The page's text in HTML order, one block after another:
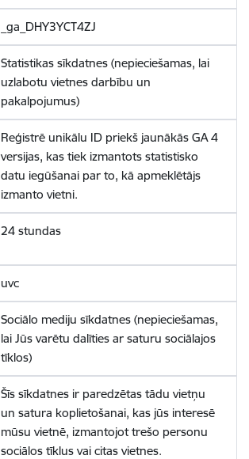
_ga_DHY3YCT4ZJ
Statistikas sīkdatnes (nepieciešamas, lai
uzlabotu vietnes darbību un
pakalpojumus)
Reģistrē unikālu ID priekš jaunākās GA 4
versijas, kas tiek izmantots statistisko
datu iegūšanai par to, kā apmeklētājs
izmanto vietni.
24 stundas
uvc
Sociālo mediju sīkdatnes (nepieciešamas,
lai Jūs varētu dalīties ar saturu sociālajos
tīklos)
Šīs sīkdatnes ir paredzētas tādu vietņu
un satura koplietošanai, kas jūs interesē
mūsu vietnē, izmantojot trešo personu
sociālos tīklus vai citas vietnes.